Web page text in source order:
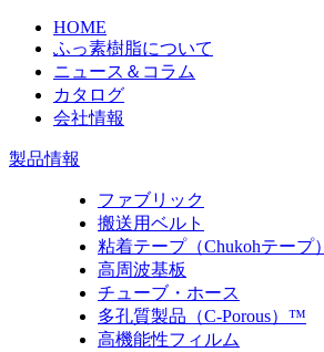
HOME
ふっ素樹脂について
ニュース＆コラム
カタログ
会社情報
製品情報
ファブリック
搬送用ベルト
粘着テープ（Chukohテープ）
高周波基板
チューブ・ホース
多孔質製品（C-Porous）™
高機能性フィルム